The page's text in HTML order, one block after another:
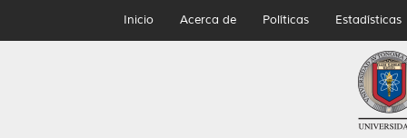
Inicio Acerca de Políticas Estadísticas